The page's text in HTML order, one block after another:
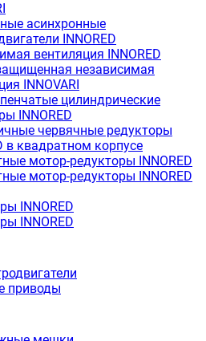
асинхронные
INNORED
вентиляция INNORED
независимая
INNOVARI
цилиндрические
INNORED
червячные редукторы
в квадратном корпусе
мотор-редукторы INNORED
мотор-редукторы INNORED
INNORED
INNORED
приводы